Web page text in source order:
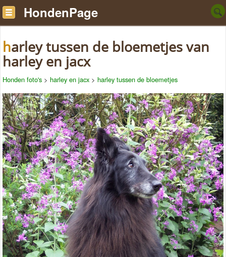
HondenPage
harley tussen de bloemetjes van
harley en jacx
Honden foto's > harley en jacx > harley tussen de bloemetjes